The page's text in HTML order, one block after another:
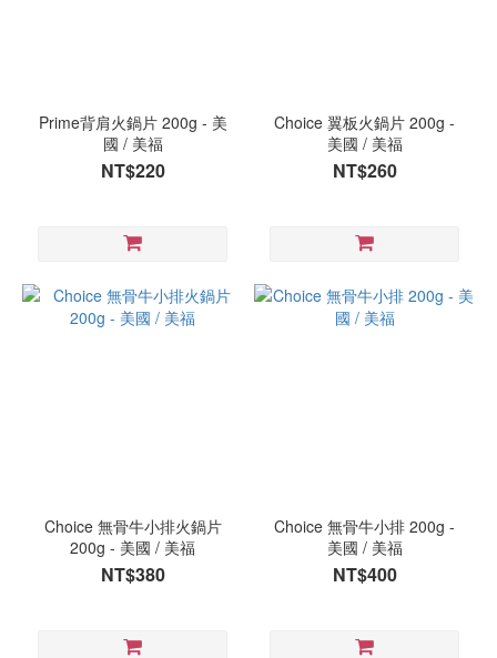
食
炒
牌
Prime背肩火鍋片 200g - 美
國 / 美福
NT$220
Choice 翼板火鍋片 200g -
美國 / 美福
NT$260
Choice 無骨牛小排火鍋片
200g - 美國 / 美福
NT$380
Choice 無骨牛小排 200g -
美國 / 美福
NT$400